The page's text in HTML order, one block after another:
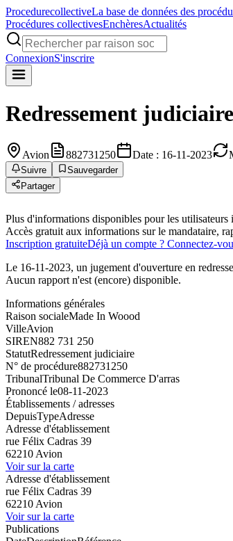
ProcedurecollectiveLa base de données des
Procédures collectivesEnchèresActualités
ConnexionS'inscrire
Redressement judiciaire
Avion 882731250 Date : 16-11-2023
Suivre
Sauvegarder
Partager
Plus d'informations disponibles pour les utilisateurs
Accès gratuit aux informations sur le mandataire,
Inscription gratuiteDéjà un compte ? Connectez-
Le 16-11-2023, un jugement d'ouverture en
Aucun rapport n'est (encore) disponible.
Informations générales
Raison socialeMade In Woood
VilleAvion
SIREN882 731 250
StatutRedressement judiciaire
N° de procédure882731250
TribunalTribunal De Commerce D'arras
Prononcé le08-11-2023
Établissements / adresses
DepuisTypeAdresse
Adresse d'établissement
rue Félix Cadras 39
62210 Avion
Voir sur la carte
Adresse d'établissement
rue Félix Cadras 39
62210 Avion
Voir sur la carte
Publications